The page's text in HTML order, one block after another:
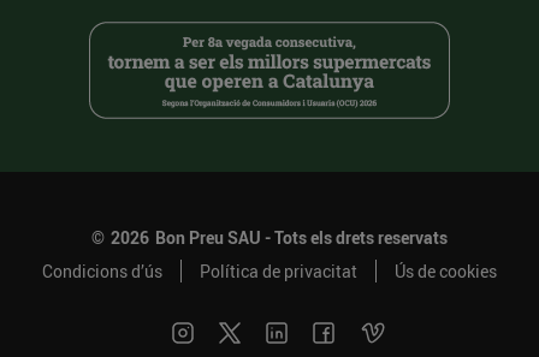
© 2026 Bon Preu SAU - Tots els drets reservats
Condicions d’ús
Política de privacitat Ús de cookies